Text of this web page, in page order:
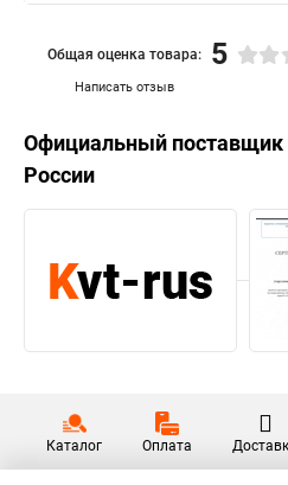
Написать отзыв
Общая оценка товара: 5
Официальный поставщик
России
Каталог Оплата